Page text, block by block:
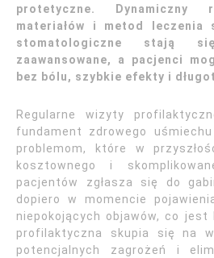
protetyczne. Dynamiczny
materiałów i metod leczenia
stomatologiczne stają
zaawansowane, a pacjenci
bez bólu, szybkie efekty i
Regularne wizyty
fundament zdrowego
problemom, które w
kosztownego i
pacjentów zgłasza się do
dopiero w momencie
niepokojących objawów, co jest
profilaktyczna skupia się na
potencjalnych zagrożeń i